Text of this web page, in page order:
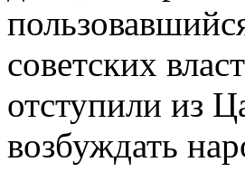
советских
отступили из
возбуждать